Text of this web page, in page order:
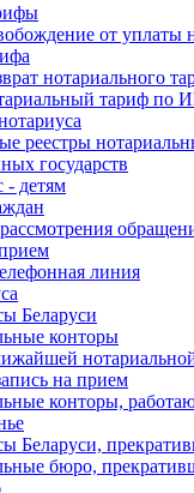
от уплаты
нотариального
тариф по
реестры
государств
- детям
линия
Беларуси
конторы
на прием
конторы,
Беларуси,
бюро,